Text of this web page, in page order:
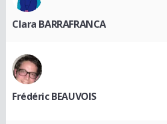
Clara BARRAFRANCA
Frédéric BEAUVOIS